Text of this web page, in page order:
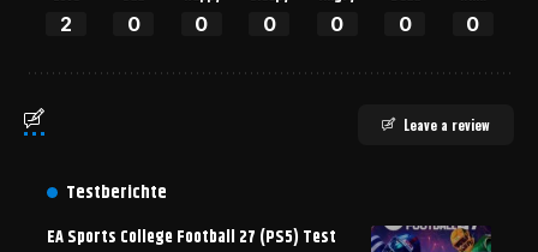
2 0 0 0 0 0 0
Leave a review
Testberichte
EA Sports College Football 27 (PS5) Test